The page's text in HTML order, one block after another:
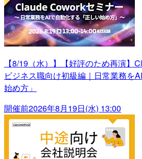
【8/19（水）】【好評のため再演】
ビジネス職向け初級編｜日常業務を
始め方」
開催前2026年8月19日(水) 13:00